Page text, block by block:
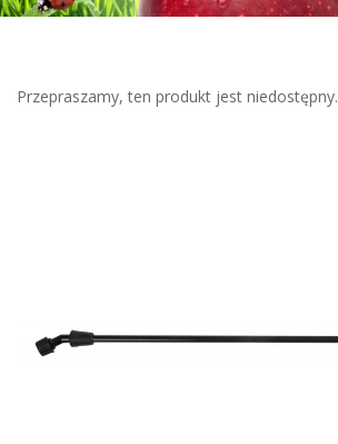
Przepraszamy, ten produkt jest niedostępny.